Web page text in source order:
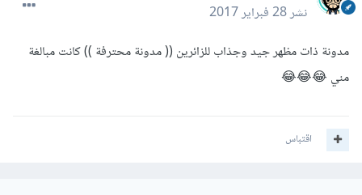
نشر28 فبراير 2017
مدونة ذات مظهر جيد وجذاب للزائرين (( مدونة محترفة )) كانت مبالغة
مني 😂😂😂
اقتباس